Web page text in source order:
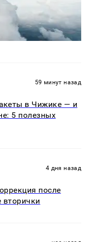
59 минут назад
в Чижике — и
5 полезных
4 дня назад
после
вторички